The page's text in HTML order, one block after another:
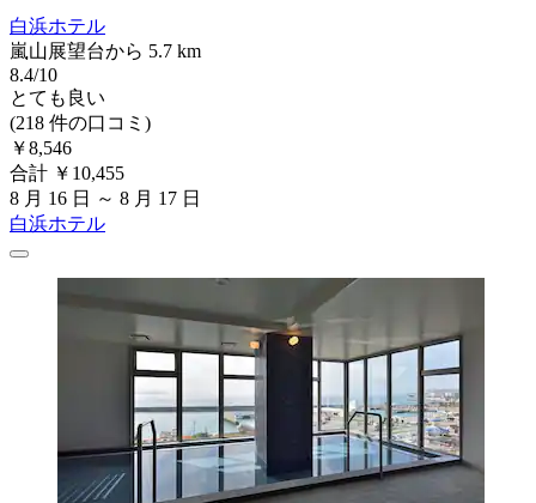
白浜ホテル
嵐山展望台から 5.7 km
8.4/10
とても良い
(218 件の口コミ)
￥8,546
合計 ￥10,455
8 月 16 日 ～ 8 月 17 日
白浜ホテル